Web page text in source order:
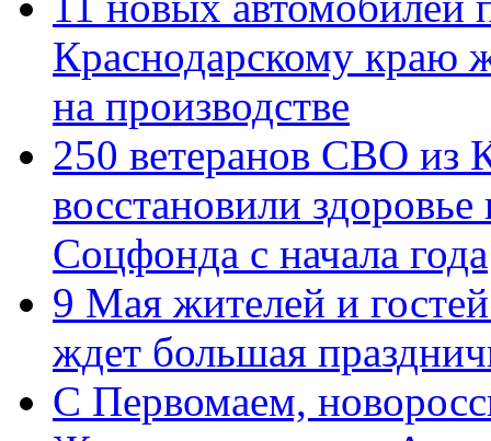
Краснодарскому краю
на производстве
250 ветеранов СВО из
восстановили
Соцфонда с начала года
9 Мая жителей и
ждет большая
C Первомаем,